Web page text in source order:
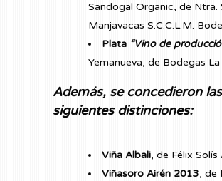
Sandogal Organic, de Ntra.
Manjavacas S.C.C.L.M.
Plata “Vino de
Yemanueva, de Bodegas La
Además, se concedieron las
siguientes distinciones:
Viña Albali, de Félix Solís
Viñasoro Airén 2013, de